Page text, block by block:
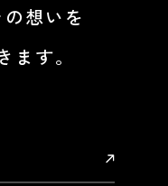
想いを
ます。